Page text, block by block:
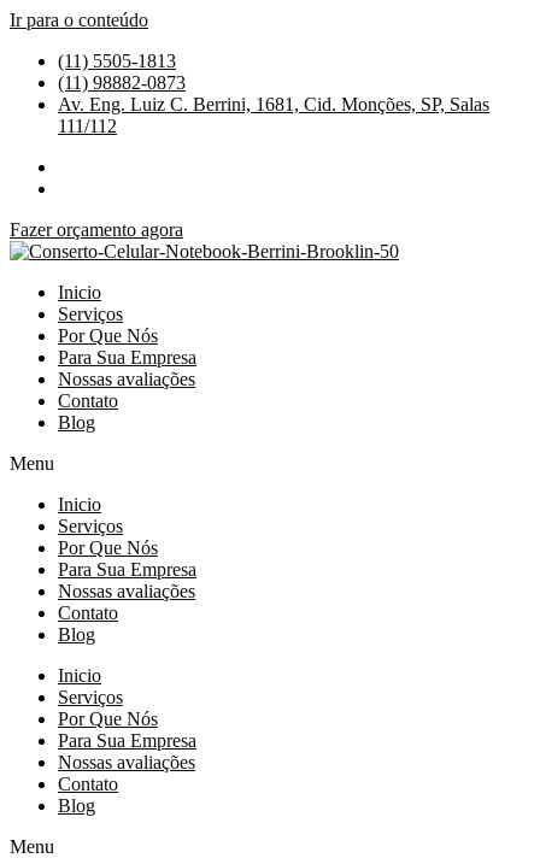
Ir para o conteúdo
(11) 5505-1813
(11) 98882-0873
Av. Eng. Luiz C. Berrini, 1681, Cid. Monções, SP, Salas
111/112
Fazer orçamento agora
Inicio
Serviços
Por Que Nós
Para Sua Empresa
Nossas avaliações
Contato
Blog
Menu
Inicio
Serviços
Por Que Nós
Para Sua Empresa
Nossas avaliações
Contato
Blog
Inicio
Serviços
Por Que Nós
Para Sua Empresa
Nossas avaliações
Contato
Blog
Menu